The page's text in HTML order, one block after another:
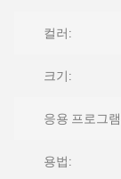
컬러:
크기:
응용 프로그
용법: